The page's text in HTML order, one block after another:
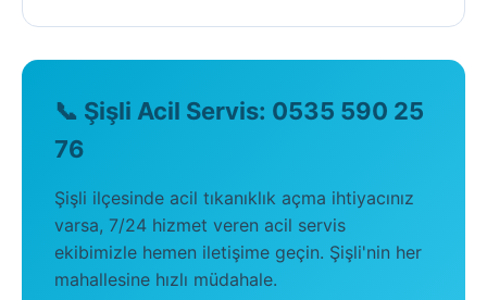
📞 Şişli Acil Servis: 0535 590 25
76
Şişli ilçesinde acil tıkanıklık açma ihtiyacınız
varsa, 7/24 hizmet veren acil servis
ekibimizle hemen iletişime geçin. Şişli'nin her
mahallesine hızlı müdahale.